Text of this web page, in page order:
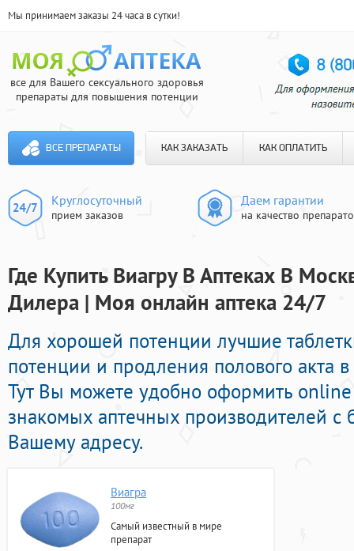
Мы принимаем заказы 24 часа в сутки!
все для Вашего сексуального здоровья
препараты для повышения потенции
ВСЕ ПРЕПАРАТЫ КАК ЗАКАЗАТЬ КАК ОПЛАТИТЬ
Круглосуточный
прием заказов
Даем гарантии
на качество
Где Купить Виагру В Аптеках В
Дилера | Моя онлайн аптека 24/7
Для хорошей потенции лучшие
потенции и продления полового акта
Тут Вы можете удобно оформить
знакомых аптечных производителей с
Вашему адресу.
Виагра
100мг
Самый известный в мире
препарат